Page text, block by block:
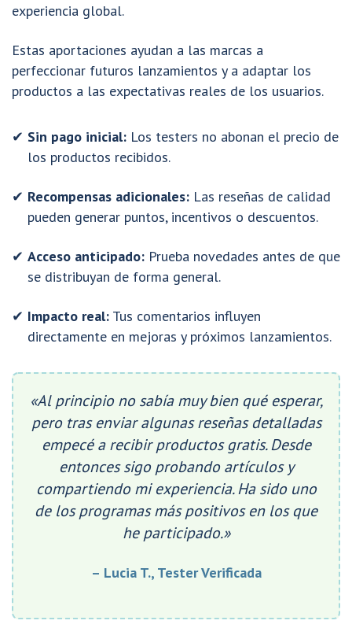
experiencia global.
Estas aportaciones ayudan a las marcas a
perfeccionar futuros lanzamientos y a adaptar los
productos a las expectativas reales de los usuarios.
Sin pago inicial: Los testers no abonan el precio de
los productos recibidos.
Recompensas adicionales: Las reseñas de calidad
pueden generar puntos, incentivos o descuentos.
Acceso anticipado: Prueba novedades antes de que
se distribuyan de forma general.
Impacto real: Tus comentarios influyen
directamente en mejoras y próximos lanzamientos.
«Al principio no sabía muy bien qué esperar,
pero tras enviar algunas reseñas detalladas
empecé a recibir productos gratis. Desde
entonces sigo probando artículos y
compartiendo mi experiencia. Ha sido uno
de los programas más positivos en los que
he participado.»
– Lucia T., Tester Verificada